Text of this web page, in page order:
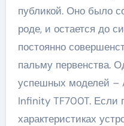
публикой. Оно было
роде, и остается до
постоянно
пальму первенства.
успешных моделей –
Infinity TF700T. Если
характеристиках